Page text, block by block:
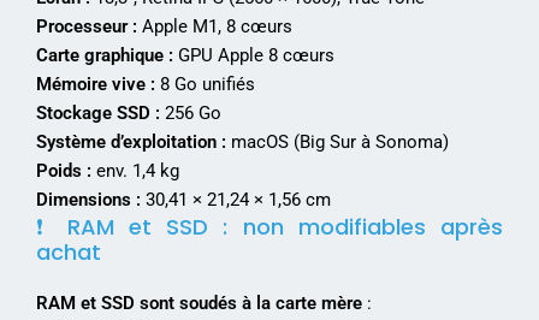
Processeur : Apple M1, 8 cœurs
Carte graphique : GPU Apple 8 cœurs
Mémoire vive : 8 Go unifiés
Stockage SSD : 256 Go
Système d’exploitation : macOS (Big Sur à Sonoma)
Poids : env. 1,4 kg
Dimensions : 30,41 × 21,24 × 1,56 cm
❗ RAM et SSD : non modifiables après
achat
RAM et SSD sont soudés à la carte mère :